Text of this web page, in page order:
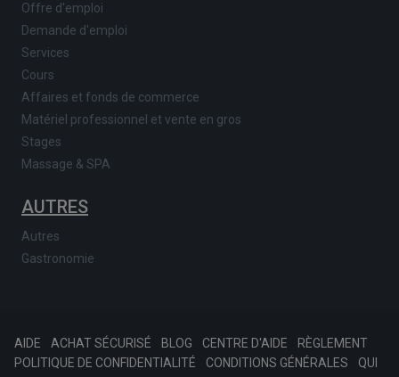
Offre d'emploi
Demande d'emploi
Services
Cours
Affaires et fonds de commerce
Matériel professionnel et vente en gros
Stages
Massage & SPA
AUTRES
Autres
Gastronomie
AIDE ACHAT SÉCURISÉ BLOG CENTRE D'AIDE
RÈGLEMENT
POLITIQUE DE CONFIDENTIALITÉ
CONDITIONS GÉNÉRALES
QUI